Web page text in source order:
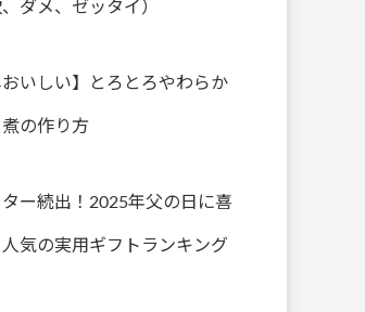
、ダメ、ゼッタイ）
おいしい】とろとろやわらか
の作り方
ター続出！2025年父の日に喜
気の実用ギフトランキング